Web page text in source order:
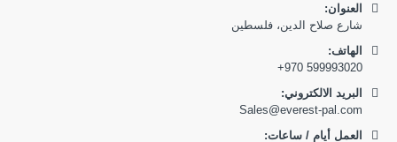
العنوان:
شارع صلاح الدين، فلسطين
:الهاتف
+970 599993020
البريد الالكتروني:
Sales@everest-pal.com
العمل أيام / ساعات: